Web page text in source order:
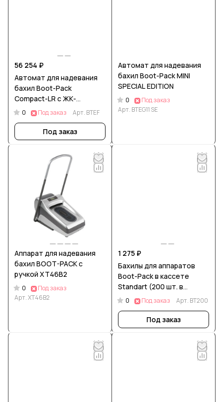
56 254 ₽
Автомат для надевания
бахил Boot-Pack
Compact-LR с ЖК-
дисплеем
0 Под заказ Арт. BTEF
Под заказ
Автомат для надевания
бахил Boot-Pack MINI
SPECIAL EDITION
0
Под заказ
Арт. BTEG11 SE
Аппарат для надевания
бахил BOOT-PACK с
ручкой XT46B2
0
Под заказ
Арт.XT46B2
1 275 ₽
Бахилы для аппаратов
Boot-Pack в кассете
Standart (200 шт. в
кассете)
0 Под заказ Арт. BT200
Под заказ